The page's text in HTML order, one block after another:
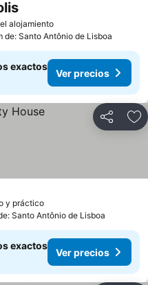
alojamientoVer precios
Ver precios
de: Santo Antônio de Lisboa
exactos
Ver precios
Compartir
y prácticoVer precios
Santo Antônio de Lisboa
exactos
Ver precios